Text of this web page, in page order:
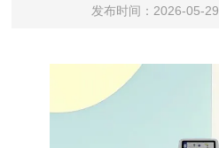
发布时间：2026-05-29